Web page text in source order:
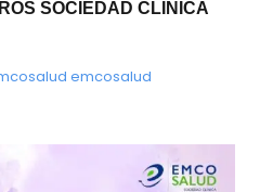
SOCIEDAD CLÍNICA
emcosalud